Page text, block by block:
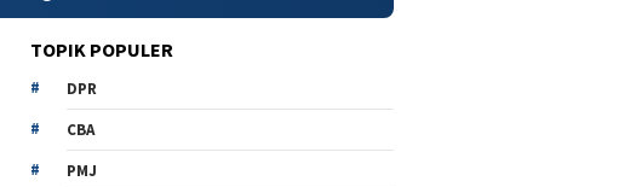
TOPIK POPULER
DPR
CBA
PMJ